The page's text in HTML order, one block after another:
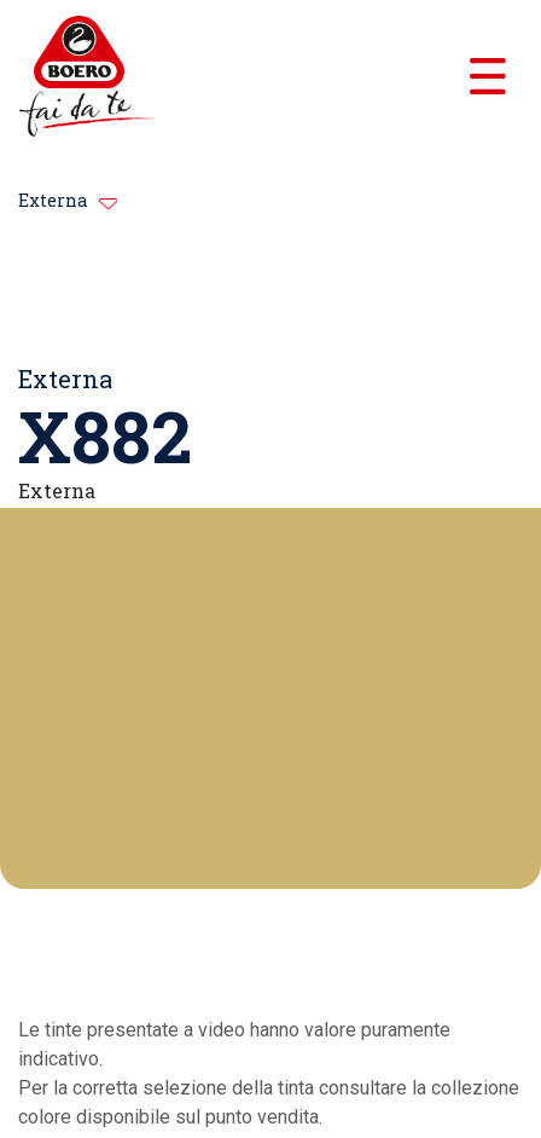
Externa
Externa
X882
Externa
Le tinte presentate a video hanno valore puramente
indicativo.
Per la corretta selezione della tinta consultare la collezione
colore disponibile sul punto vendita.